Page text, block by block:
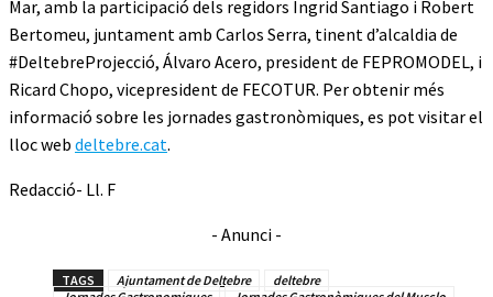
Mar, amb la participació dels regidors Ingrid Santiago i Robert
Bertomeu, juntament amb Carlos Serra, tinent d’alcaldia de
#DeltebreProjecció, Álvaro Acero, president de FEPROMODEL, i
Ricard Chopo, vicepresident de FECOTUR. Per obtenir més
informació sobre les jornades gastronòmiques, es pot visitar el
lloc web deltebre.cat.
Redacció- Ll. F
- Anunci -
TAGS Ajuntament de Deltebre
deltebre